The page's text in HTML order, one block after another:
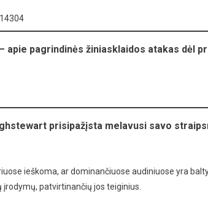
pagrindinės žiniasklaidos atakas dėl
prisipažįsta melavusi savo
ieškoma, ar dominančiuose audiniuose yra
patvirtinančių jos teiginius.